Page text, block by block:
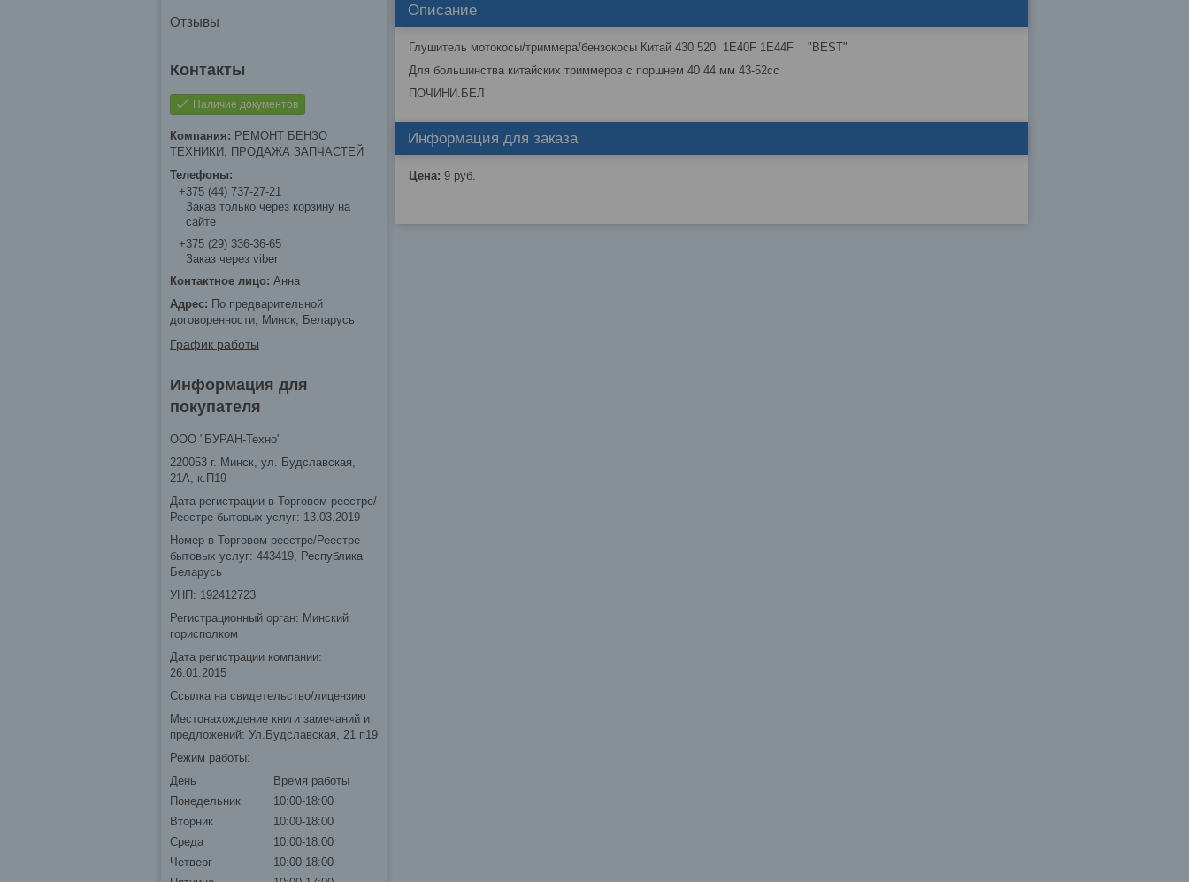
Описание
Глушитель мотокосы/триммера/бензокосы Китай 430 520 1E40F 1E44F "BEST"
Для большинства китайских триммеров с поршнем 40 44 мм 43-52сс
ПОЧИНИ.БЕЛ
Информация для заказа
Цена: 9 руб.
Отзывы
Наличие документов
РЕМОНТ БЕНЗО
ТЕХНИКИ, ПРОДАЖА ЗАПЧАСТЕЙ
+375 (44) 737-27-21
Заказ только через корзину на
сайте
+375 (29) 336-36-65
Заказ через viber
Анна
По предварительной
договоренности, Минск, Беларусь
График работы
Информация для
покупателя
ООО "БУРАН-Техно"
220053 г. Минск, ул. Будславская,
21А, к.П19
Дата регистрации в Торговом реестре/
Реестре бытовых услуг: 13.03.2019
Номер в Торговом реестре/Реестре
бытовых услуг: 443419, Республика
Беларусь
УНП: 192412723
Регистрационный орган: Минский
горисполком
Дата регистрации компании:
26.01.2015
Ссылка на свидетельство/лицензию
Местонахождение книги замечаний и
предложений: Ул.Будславская, 21 п19
Режим работы:
День
Время работы
Понедельник
10:00-18:00
Вторник
10:00-18:00
Среда
10:00-18:00
Четверг
10:00-18:00